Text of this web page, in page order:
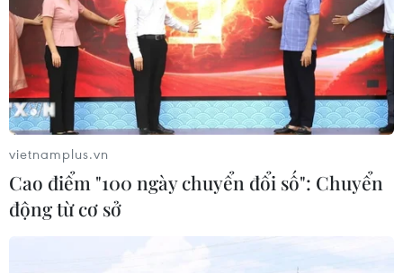
CƠ QUAN CHỦ QUẢN: THÔNG TẤN XÃ VIỆT NAM
Tổng Biên tập: TRẦN TIẾN DUẨN
Phó Tổng Biên tập: NGUYỄN THỊ TÁM, KHÚC THANH
THỦY
vietnamplus.vn
Cao điểm "100 ngày chuyển đổi số": Chuyển
động từ cơ sở